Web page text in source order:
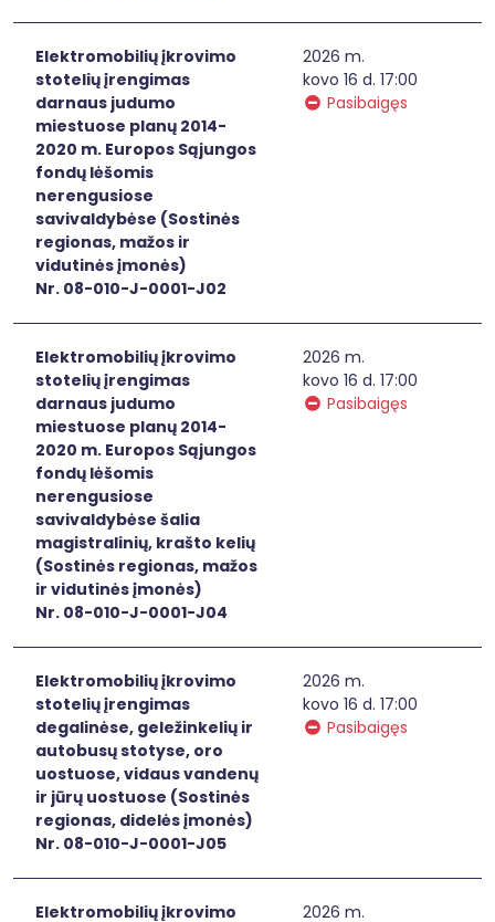
Elektromobilių įkrovimo
stotelių įrengimas
darnaus judumo
miestuose planų 2014-
2020 m. Europos Sąjungos
fondų lėšomis
nerengusiose
savivaldybėse (Sostinės
regionas, mažos ir
vidutinės įmonės)
Nr. 08-010-J-0001-J02
2026 m.
kovo 16 d. 17:00
Pasibaigęs
Elektromobilių įkrovimo
stotelių įrengimas
darnaus judumo
miestuose planų 2014-
2020 m. Europos Sąjungos
fondų lėšomis
nerengusiose
savivaldybėse šalia
magistralinių, krašto kelių
(Sostinės regionas, mažos
ir vidutinės įmonės)
Nr. 08-010-J-0001-J04
2026 m.
kovo 16 d. 17:00
Pasibaigęs
Elektromobilių įkrovimo
stotelių įrengimas
degalinėse, geležinkelių ir
autobusų stotyse, oro
uostuose, vidaus vandenų
ir jūrų uostuose (Sostinės
regionas, didelės įmonės)
Nr. 08-010-J-0001-J05
2026 m.
kovo 16 d. 17:00
Pasibaigęs
Elektromobilių įkrovimo 2026 m.